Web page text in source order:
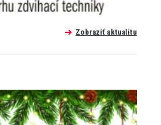
Zobraziť aktualitu